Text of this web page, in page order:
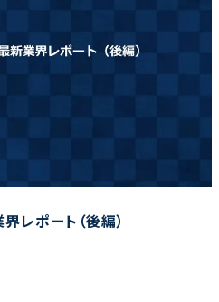
ポート（後編）